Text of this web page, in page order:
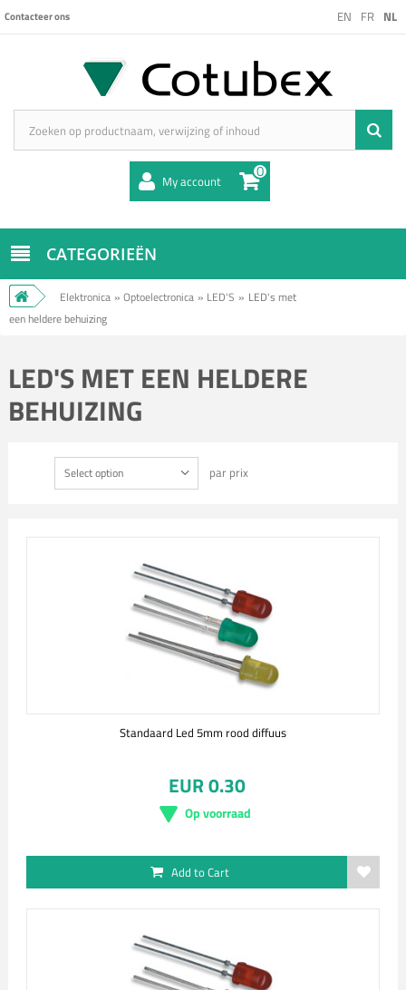
EN FR NL
Contacteer ons
My account 0
CATEGORIEËN
Elektronica » Optoelectronica » LED'S » LED's met
een heldere behuizing
LED'S MET EEN HELDERE
BEHUIZING
Select option par prix
Standaard Led 5mm rood diffuus
EUR 0.30
Op voorraad
Add to Cart